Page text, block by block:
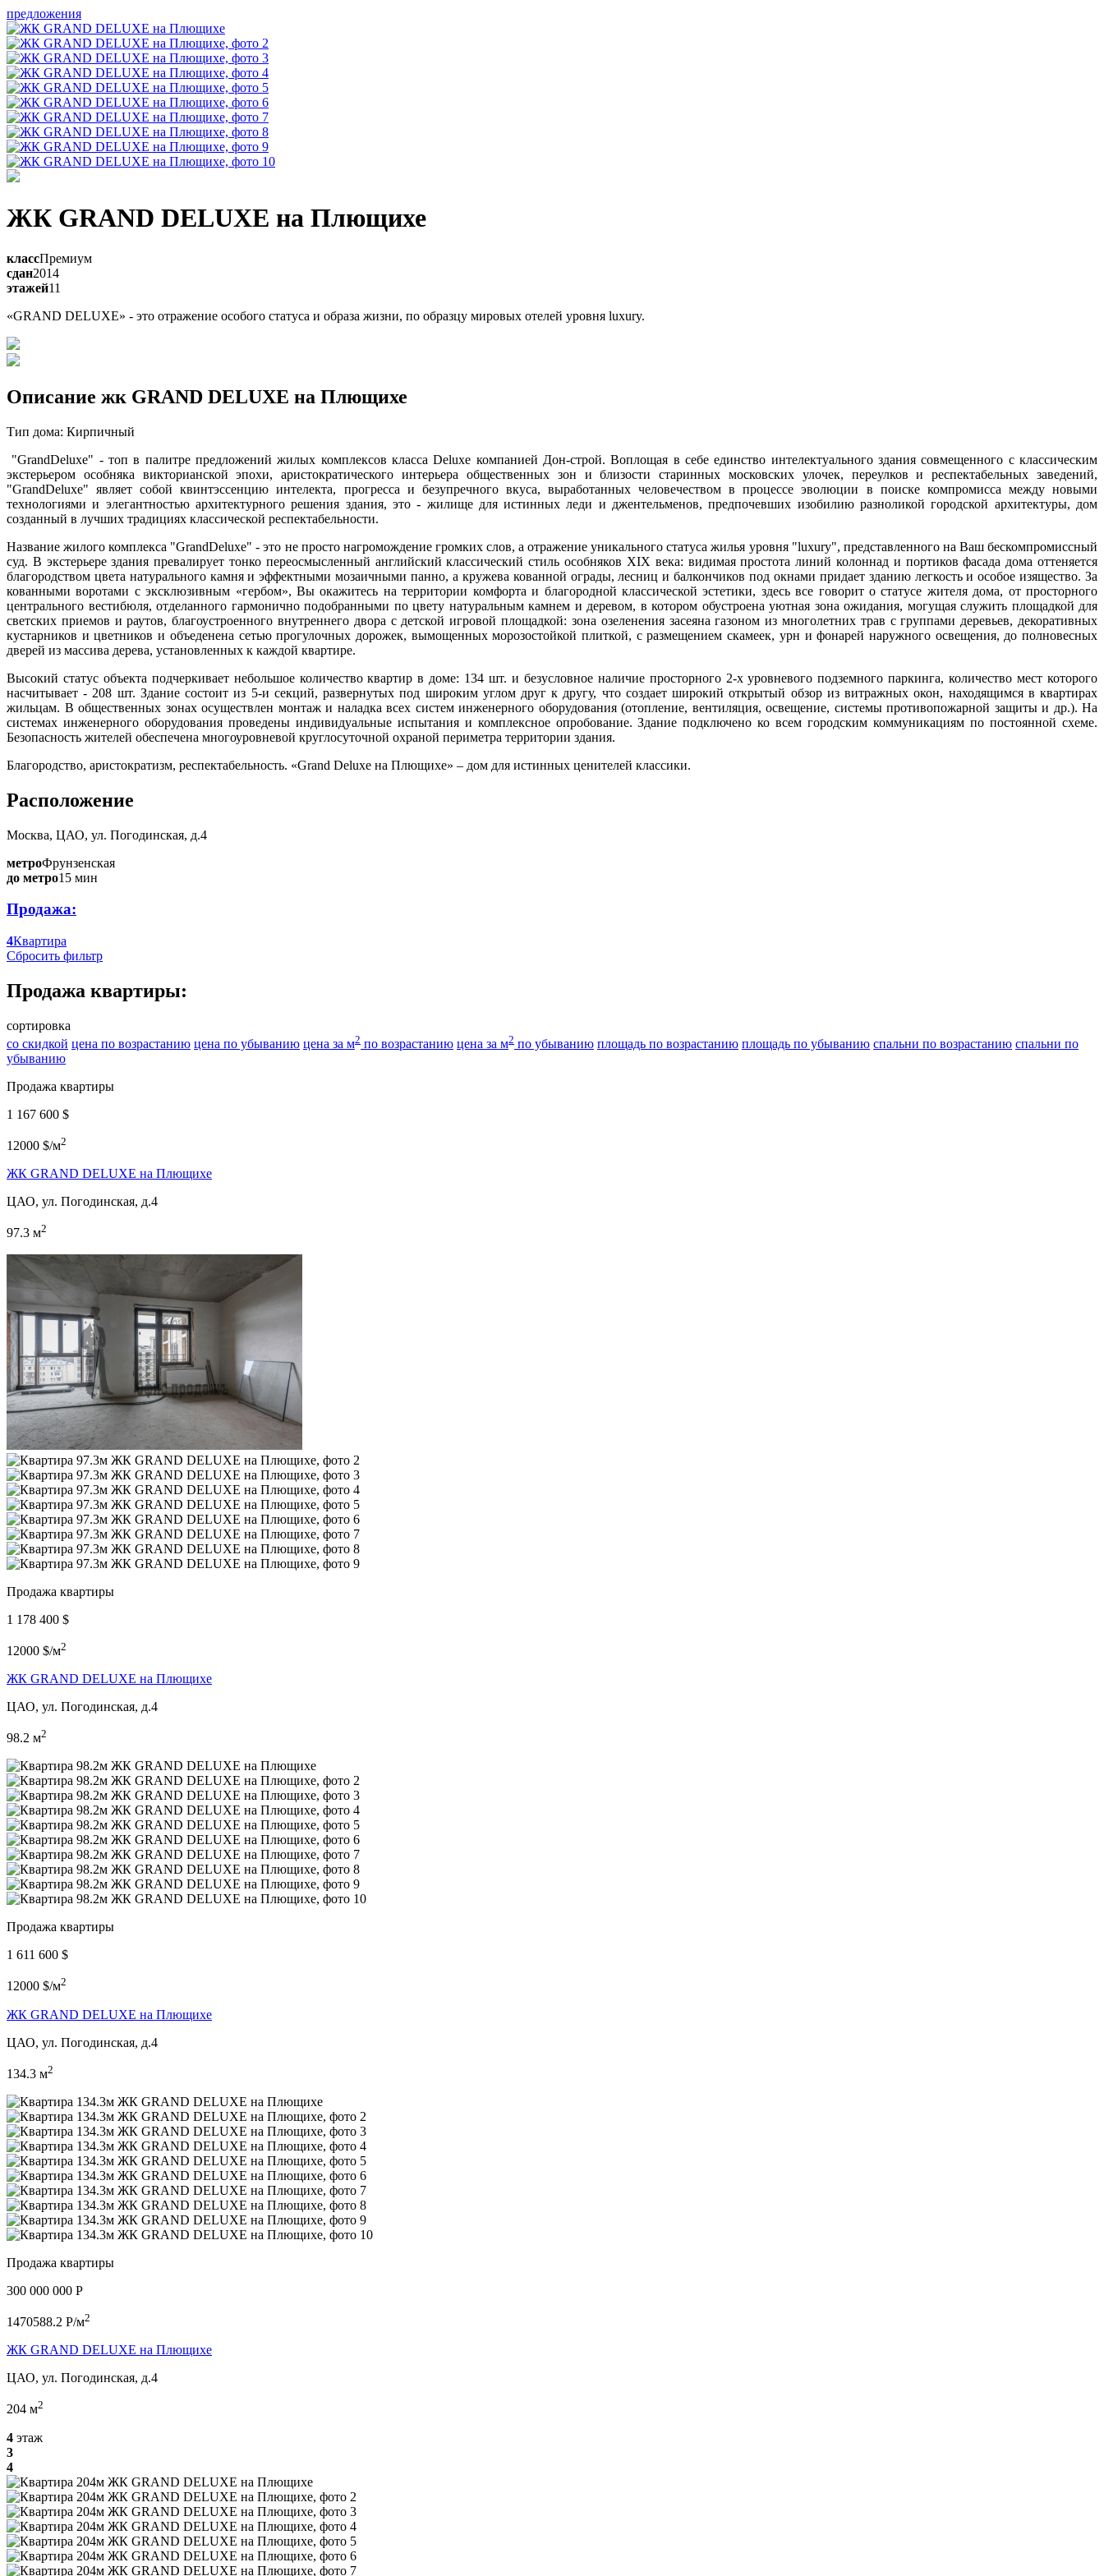
предложения
ЖК GRAND DELUXE на Плющихе
классПремиум
сдан2014
этажей11
«GRAND DELUXE» - это отражение особого статуса и образа жизни, по образцу мировых отелей уровня luxury.
Описание жк GRAND DELUXE на Плющихе
Тип дома: Кирпичный
"GrandDeluxe" - топ в палитре предложений жилых комплексов класса Deluxe компанией Дон-строй. Воплощая в себе единство интелектуального здания совмещенного с классическим
экстерьером особняка викторианской эпохи, аристократического интерьера общественных зон и близости старинных московских улочек, переулков и респектабельных заведений,
"GrandDeluxe" являет собой квинтэссенцию интелекта, прогресса и безупречного вкуса, выработанных человечеством в процессе эволюции в поиске компромисса между новыми
технологиями и элегантностью архитектурного решения здания, это - жилище для истинных леди и джентельменов, предпочевших изобилию разноликой городской архитектуры, дом
созданный в лучших традициях классической респектабельности.
Название жилого комплекса "GrandDeluxe" - это не просто нагромождение громких слов, а отражение уникального статуса жилья уровня "luxury", представленного на Ваш бескомпромиссный
суд. В экстерьере здания превалирует тонко переосмысленный английский классический стиль особняков XIX века: видимая простота линий колоннад и портиков фасада дома оттеняется
благородством цвета натурального камня и эффектными мозаичными панно, а кружева кованной ограды, лесниц и балкончиков под окнами придает зданию легкость и особое изящество. За
кованными воротами с эксклюзивным «гербом», Вы окажитесь на территории комфорта и благородной классической эстетики, здесь все говорит о статусе жителя дома, от просторного
центрального вестибюля, отделанного гармонично подобранными по цвету натуральным камнем и деревом, в котором обустроена уютная зона ожидания, могущая служить площадкой для
светских приемов и раутов, благоустроенного внутреннего двора с детской игровой площадкой: зона озеленения засеяна газоном из многолетних трав с группами деревьев, декоративных
кустарников и цветников и объеденена сетью прогулочных дорожек, вымощенных морозостойкой плиткой, с размещением скамеек, урн и фонарей наружного освещения, до полновесных
дверей из массива дерева, установленных к каждой квартире.
Высокий статус объекта подчеркивает небольшое количество квартир в доме: 134 шт. и безусловное наличие просторного 2-х уровневого подземного паркинга, количество мест которого
насчитывает - 208 шт. Здание состоит из 5-и секций, развернутых под широким углом друг к другу, что создает широкий открытый обзор из витражных окон, находящимся в квартирах
жильцам. В общественных зонах осуществлен монтаж и наладка всех систем инженерного оборудования (отопление, вентиляция, освещение, системы противопожарной защиты и др.). На
системах инженерного оборудования проведены индивидуальные испытания и комплексное опробование. Здание подключено ко всем городским коммуникациям по постоянной схеме.
Безопасность жителей обеспечена многоуровневой круглосуточной охраной периметра территории здания.
Благородство, аристократизм, респектабельность. «Grand Deluxe на Плющихе» – дом для истинных ценителей классики.
Расположение
Москва, ЦАО, ул. Погодинская, д.4
метроФрунзенская
до метро15 мин
Продажа:
4Квартира
Сбросить фильтр
Продажа квартиры:
сортировка
со скидкой цена по возрастанию цена по убыванию цена за м2 по возрастанию цена за м2 по убыванию площадь по возрастанию площадь по убыванию спальни по возрастанию спальни по
убыванию
Продажа квартиры
1 167 600 $
12000 $/м2
ЖК GRAND DELUXE на Плющихе
ЦАО, ул. Погодинская, д.4
97.3 м2
Продажа квартиры
1 178 400 $
12000 $/м2
ЖК GRAND DELUXE на Плющихе
ЦАО, ул. Погодинская, д.4
98.2 м2
Продажа квартиры
1 611 600 $
12000 $/м2
ЖК GRAND DELUXE на Плющихе
ЦАО, ул. Погодинская, д.4
134.3 м2
Продажа квартиры
300 000 000 P
1470588.2 P/м2
ЖК GRAND DELUXE на Плющихе
ЦАО, ул. Погодинская, д.4
204 м2
4 этаж
3
4